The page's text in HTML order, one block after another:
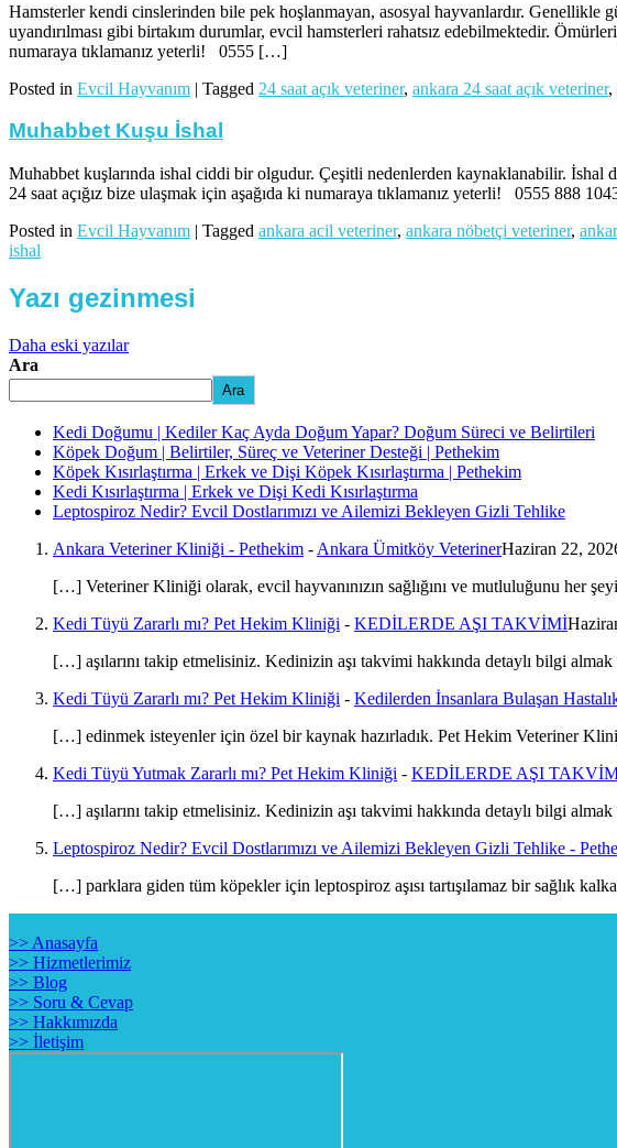
Hamsterler kendi cinslerinden bile pek hoşlanmayan, asosyal hayvanlardır. Genellikle
uyandırılması gibi birtakım durumlar, evcil hamsterleri rahatsız edebilmektedir.
numaraya tıklamanız yeterli! 0555 […]
Posted in Evcil Hayvanım | Tagged 24 saat açık veteriner, ankara 24 saat açık veteriner,
Muhabbet Kuşu İshal
Muhabbet kuşlarında ishal ciddi bir olgudur. Çeşitli nedenlerden kaynaklanabilir.
24 saat açığız bize ulaşmak için aşağıda ki numaraya tıklamanız yeterli! 0555 888
Posted in Evcil Hayvanım | Tagged ankara acil veteriner, ankara nöbetçi veteriner,
ishal
Yazı gezinmesi
Daha eski yazılar
Ara
Ara
Kedi Doğumu | Kediler Kaç Ayda Doğum Yapar? Doğum Süreci ve Belirtileri
Köpek Doğum | Belirtiler, Süreç ve Veteriner Desteği | Pethekim
Köpek Kısırlaştırma | Erkek ve Dişi Köpek Kısırlaştırma | Pethekim
Kedi Kısırlaştırma | Erkek ve Dişi Kedi Kısırlaştırma
Leptospiroz Nedir? Evcil Dostlarımızı ve Ailemizi Bekleyen Gizli Tehlike
Ankara Veteriner Kliniği - Pethekim - Ankara Ümitköy VeterinerHaziran 22,
[…] Veteriner Kliniği olarak, evcil hayvanınızın sağlığını ve mutluluğunu her
Kedi Tüyü Zararlı mı? Pet Hekim Kliniği - KEDİLERDE AŞI TAKVİMİ
[…] aşılarını takip etmelisiniz. Kedinizin aşı takvimi hakkında detaylı bilgi
Kedi Tüyü Zararlı mı? Pet Hekim Kliniği - Kedilerden İnsanlara Bulaşan
[…] edinmek isteyenler için özel bir kaynak hazırladık. Pet Hekim Veteriner
Kedi Tüyü Yutmak Zararlı mı? Pet Hekim Kliniği - KEDİLERDE AŞI
[…] aşılarını takip etmelisiniz. Kedinizin aşı takvimi hakkında detaylı bilgi
Leptospiroz Nedir? Evcil Dostlarımızı ve Ailemizi Bekleyen Gizli Tehlike -
[…] parklara giden tüm köpekler için leptospiroz aşısı tartışılamaz bir sağlık
>> Anasayfa
>> Hizmetlerimiz
>> Blog
>> Soru & Cevap
>> Hakkımızda
>> İletişim